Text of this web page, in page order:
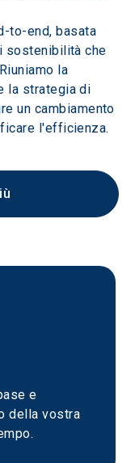
to-end, basata
sostenibilità che
la
la strategia di
un cambiamento
l'efficienza.
e
della vostra